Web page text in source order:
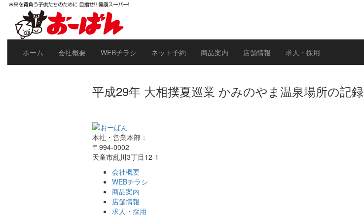
ホーム 会社概要 WEBチラシ ネット予約 商品案内 店舗情報 求人・採用
平成29年 大相撲夏巡業 かみのやま温泉場所の記録
本社・営業本部：
〒994-0002
天童市乱川3丁目12-1
会社概要
WEBチラシ
商品案内
店舗情報
求人・採用